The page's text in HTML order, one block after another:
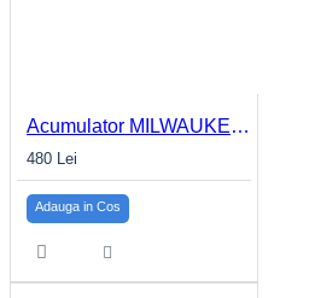
Acumulator MILWAUKEE M12™ 3.0Ah M12 B3
480 Lei
Adauga in Cos